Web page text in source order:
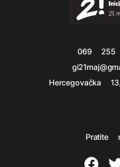
069 255
Hercegovačka
Pratite